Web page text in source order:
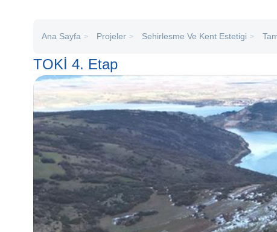
Ana Sayfa > Projeler > Sehirlesme Ve Kent Estetigi >
TOKİ 4. Etap